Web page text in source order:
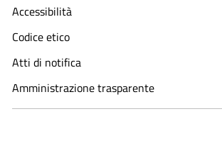
Accessibilità
Codice etico
Atti di notifica
Amministrazione trasparente